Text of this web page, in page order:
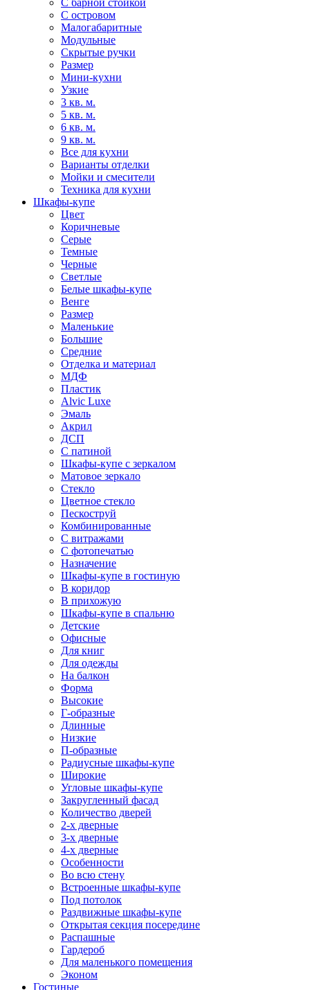
С барной стойкой
С островом
Малогабаритные
Модульные
Скрытые ручки
Размер
Мини-кухни
Узкие
3 кв. м.
5 кв. м.
6 кв. м.
9 кв. м.
Все для кухни
Варианты отделки
Мойки и смесители
Техника для кухни
Шкафы-купе
Цвет
Коричневые
Серые
Темные
Черные
Светлые
Белые шкафы-купе
Венге
Размер
Маленькие
Большие
Средние
Отделка и материал
МДФ
Пластик
Alvic Luxe
Эмаль
Акрил
ДСП
С патиной
Шкафы-купе с зеркалом
Матовое зеркало
Стекло
Цветное стекло
Пескоструй
Комбинированные
С витражами
С фотопечатью
Назначение
Шкафы-купе в гостиную
В коридор
В прихожую
Шкафы-купе в спальню
Детские
Офисные
Для книг
Для одежды
На балкон
Форма
Высокие
Г-образные
Длинные
Низкие
П-образные
Радиусные шкафы-купе
Широкие
Угловые шкафы-купе
Закругленный фасад
Количество дверей
2-х дверные
3-х дверные
4-х дверные
Особенности
Во всю стену
Встроенные шкафы-купе
Под потолок
Раздвижные шкафы-купе
Открытая секция посередине
Распашные
Гардероб
Для маленького помещения
Эконом
Гостиные